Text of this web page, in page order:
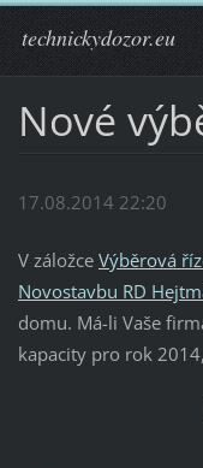
technickydozor.eu
Nové
17.08.2014 22:20
V záložce Výběrová
Novostavbu RD
domu. Má-li Vaše
kapacity pro rok